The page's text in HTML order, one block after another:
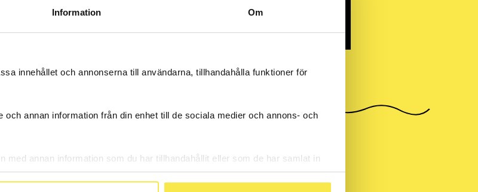
Information Om
innehållet och annonserna till användarna, tillhandahålla funktioner för
och annan information från din enhet till de sociala medier och annons- och
med annan information som du har tillhandahållit eller som de har samlat in